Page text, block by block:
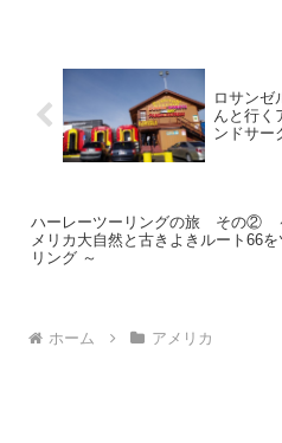
ロサンゼ
んと行く
ンドサー
ハーレーツーリングの旅 その②
メリカ大自然と古きよきルート66を
リング ～
ホーム アメリカ